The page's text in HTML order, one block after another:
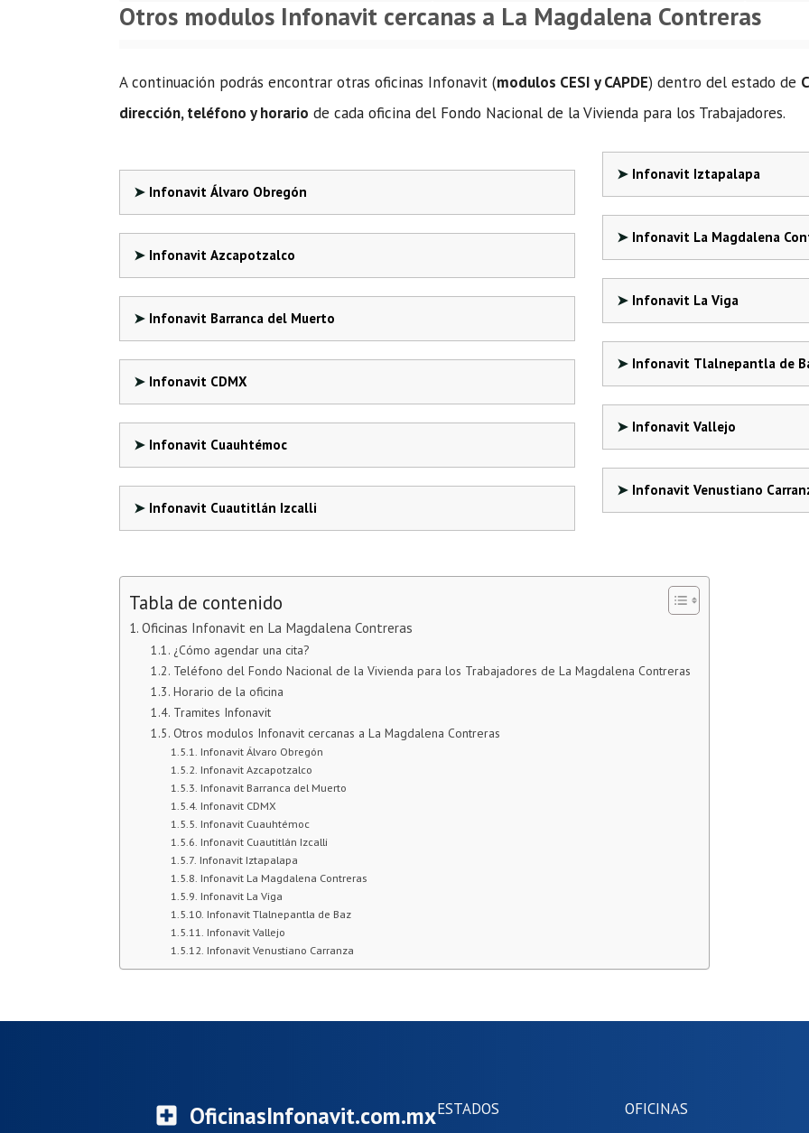
Otros modulos Infonavit cercanas a La Magdalena Contreras
A continuación podrás encontrar otras oficinas Infonavit (modulos CESI y CAPDE) dentro del estado de
dirección, teléfono y horario de cada oficina del Fondo Nacional de la Vivienda para los Trabajadores.
Infonavit Álvaro Obregón
Infonavit Azcapotzalco
Infonavit Barranca del Muerto
Infonavit CDMX
Infonavit Cuauhtémoc
Infonavit Cuautitlán Izcalli
Infonavit Iztapalapa
Infonavit La Magdalena
Infonavit La Viga
Infonavit Tlalnepantla de
Infonavit Vallejo
Infonavit Venustiano
Tabla de contenido
Oficinas Infonavit en La Magdalena Contreras
¿Cómo agendar una cita?
Teléfono del Fondo Nacional de la Vivienda para los Trabajadores de La Magdalena Contreras
Horario de la oficina
Tramites Infonavit
Otros modulos Infonavit cercanas a La Magdalena Contreras
Infonavit Álvaro Obregón
Infonavit Azcapotzalco
Infonavit Barranca del Muerto
Infonavit CDMX
Infonavit Cuauhtémoc
Infonavit Cuautitlán Izcalli
Infonavit Iztapalapa
Infonavit La Magdalena Contreras
Infonavit La Viga
Infonavit Tlalnepantla de Baz
Infonavit Vallejo
Infonavit Venustiano Carranza
OficinasInfonavit.com.mxESTADOS OFICINAS